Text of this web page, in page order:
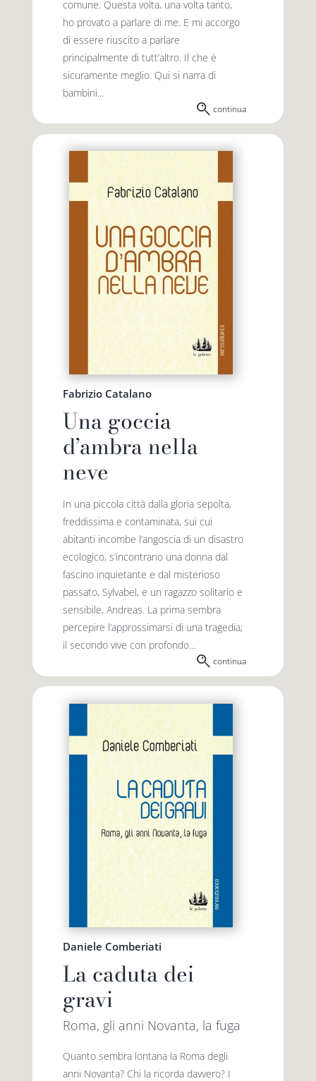
comune. Questa volta, una volta tanto,
ho provato a parlare di me. E mi accorgo
di essere riuscito a parlare
principalmente di tutt’altro. Il che è
sicuramente meglio. Qui si narra di
bambini...
continua
Fabrizio Catalano
Una goccia
d’ambra nella
neve
In una piccola città dalla gloria sepolta,
freddissima e contaminata, sui cui
abitanti incombe l’angoscia di un disastro
ecologico, s’incontrano una donna dal
fascino inquietante e dal misterioso
passato, Sylvabel, e un ragazzo solitario e
sensibile, Andreas. La prima sembra
percepire l’approssimarsi di una tragedia;
il secondo vive con profondo...
continua
Daniele Comberiati
La caduta dei
gravi
Roma, gli anni Novanta, la fuga
Quanto sembra lontana la Roma degli
anni Novanta? Chi la ricorda davvero? I